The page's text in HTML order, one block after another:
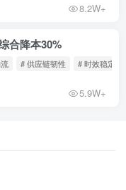
8.2W+
合降本30%
# 供应链韧性 # 时效稳定
5.9W+